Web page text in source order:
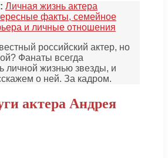
Личная жизнь актера
факты, семейное
и личные отношения
российский актер, но
Фанаты всегда
личной жизнью звезды, и
о ней. За кадром.
актера Андрея